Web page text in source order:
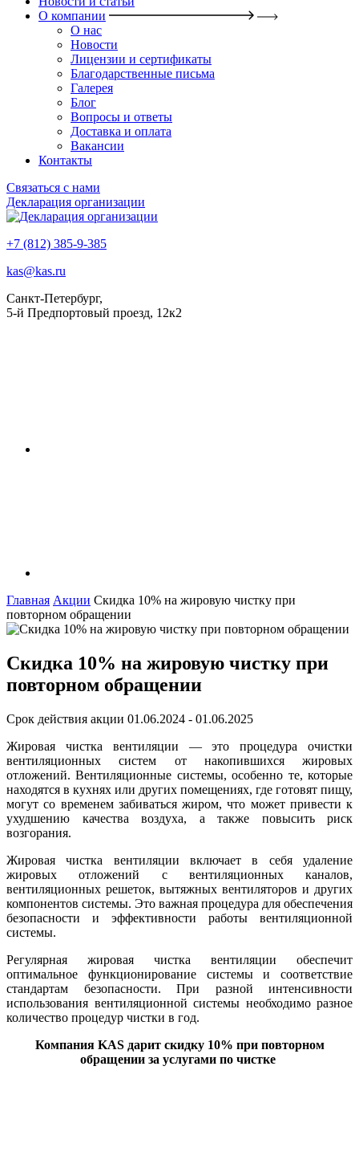
О компании
О нас
Новости
Лицензии и сертификаты
Благодарственные письма
Галерея
Блог
Вопросы и ответы
Доставка и оплата
Вакансии
Контакты
Связаться с нами
Декларация организации
+7 (812) 385-9-385
kas@kas.ru
Санкт-Петербург,
5-й Предпортовый проезд, 12к2
Главная Акции Скидка 10% на жировую чистку при
повторном обращении
Скидка 10% на жировую чистку при
повторном обращении
Срок действия акции 01.06.2024 - 01.06.2025
Жировая чистка вентиляции — это процедура очистки
вентиляционных систем от накопившихся жировых
отложений. Вентиляционные системы, особенно те, которые
находятся в кухнях или других помещениях, где готовят пищу,
могут со временем забиваться жиром, что может привести к
ухудшению качества воздуха, а также повысить риск
возгорания.
Жировая чистка вентиляции включает в себя удаление
жировых отложений с вентиляционных каналов,
вентиляционных решеток, вытяжных вентиляторов и других
компонентов системы. Это важная процедура для обеспечения
безопасности и эффективности работы вентиляционной
системы.
Регулярная жировая чистка вентиляции обеспечит
оптимальное функционирование системы и соответствие
стандартам безопасности. При разной интенсивности
использования вентиляционной системы необходимо разное
количество процедур чистки в год.
Компания KAS дарит скидку 10% при повторном
обращении за услугами по чистке